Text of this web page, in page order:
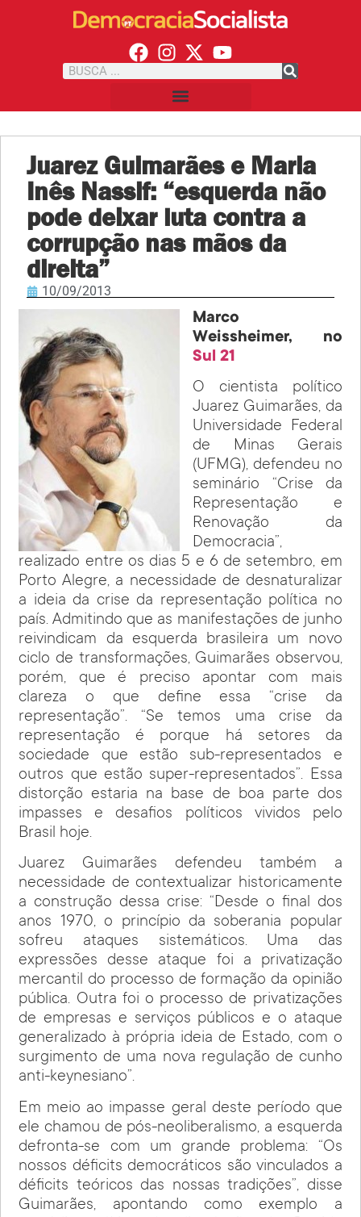
Juarez Guimarães e Maria
Inês Nassif: “esquerda não
pode deixar luta contra a
corrupção nas mãos da
direita”
10/09/2013
Marco
Weissheimer, no
Sul 21
O cientista político
Juarez Guimarães, da
Universidade Federal
de Minas Gerais
(UFMG), defendeu no
seminário “Crise da
Representação e
Renovação da
Democracia”,
realizado entre os dias 5 e 6 de setembro, em
Porto Alegre, a necessidade de desnaturalizar
a ideia da crise da representação política no
país. Admitindo que as manifestações de junho
reivindicam da esquerda brasileira um novo
ciclo de transformações, Guimarães observou,
porém, que é preciso apontar com mais
clareza o que define essa “crise da
representação”. “Se temos uma crise da
representação é porque há setores da
sociedade que estão sub-representados e
outros que estão super-representados”. Essa
distorção estaria na base de boa parte dos
impasses e desafios políticos vividos pelo
Brasil hoje.
Juarez Guimarães defendeu também a
necessidade de contextualizar historicamente
a construção dessa crise: “Desde o final dos
anos 1970, o princípio da soberania popular
sofreu ataques sistemáticos. Uma das
expressões desse ataque foi a privatização
mercantil do processo de formação da opinião
pública. Outra foi o processo de privatizações
de empresas e serviços públicos e o ataque
generalizado à própria ideia de Estado, com o
surgimento de uma nova regulação de cunho
anti-keynesiano”.
Em meio ao impasse geral deste período que
ele chamou de pós-neoliberalismo, a esquerda
defronta-se com um grande problema: “Os
nossos déficits democráticos são vinculados a
déficits teóricos das nossas tradições”, disse
Guimarães, apontando como exemplo a